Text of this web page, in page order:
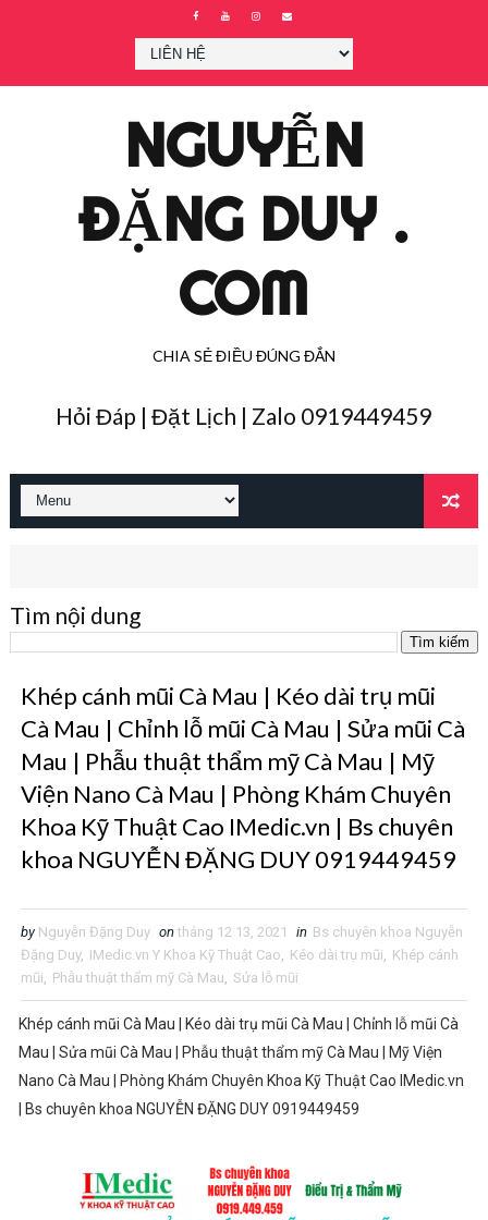
NGUYỄN
ĐẶNG DUY .
COM
CHIA SẺ ĐIỀU ĐÚNG ĐẮN
Hỏi Đáp | Đặt Lịch | Zalo 0919449459
Tìm nội dung
Khép cánh mũi Cà Mau | Kéo dài trụ mũi
Cà Mau | Chỉnh lỗ mũi Cà Mau | Sửa mũi Cà
Mau | Phẫu thuật thẩm mỹ Cà Mau | Mỹ
Viện Nano Cà Mau | Phòng Khám Chuyên
Khoa Kỹ Thuật Cao IMedic.vn | Bs chuyên
khoa NGUYỄN ĐẶNG DUY 0919449459
by Nguyễn Đặng Duy on tháng 12 13, 2021 in Bs chuyên khoa Nguyễn
Đặng Duy, IMedic.vn Y Khoa Kỹ Thuật Cao, Kéo dài trụ mũi, Khép cánh
mũi, Phẫu thuật thẩm mỹ Cà Mau, Sửa lỗ mũi
Khép cánh mũi Cà Mau | Kéo dài trụ mũi Cà Mau | Chỉnh lỗ mũi Cà
Mau | Sửa mũi Cà Mau | Phẫu thuật thẩm mỹ Cà Mau | Mỹ Viện
Nano Cà Mau | Phòng Khám Chuyên Khoa Kỹ Thuật Cao IMedic.vn
| Bs chuyên khoa NGUYỄN ĐẶNG DUY 0919449459